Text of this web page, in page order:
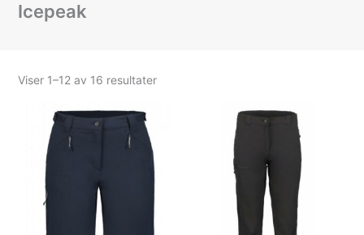
Icepeak
Viser 1–12 av 16 resultaterSortert